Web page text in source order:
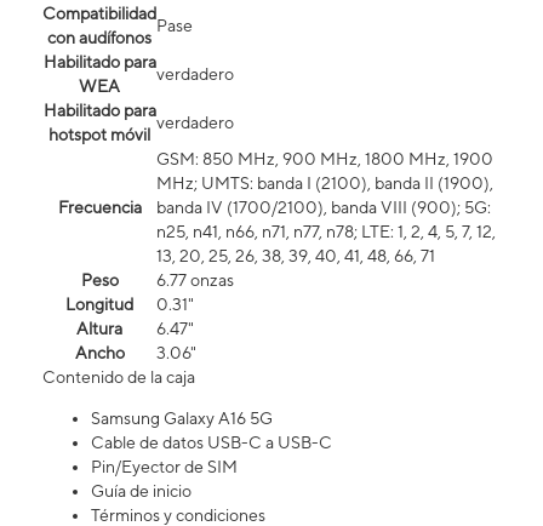
Compatibilidad
con audífonos
Pase
Habilitado para
WEA
verdadero
Habilitado para
hotspot móvil
verdadero
Frecuencia
GSM: 850 MHz, 900 MHz, 1800 MHz, 1900
MHz; UMTS: banda I (2100), banda II (1900),
banda IV (1700/2100), banda VIII (900); 5G:
n25, n41, n66, n71, n77, n78; LTE: 1, 2, 4, 5, 7, 12,
13, 20, 25, 26, 38, 39, 40, 41, 48, 66, 71
Peso
6.77 onzas
Longitud
0.31"
Altura
6.47"
Ancho
3.06"
Contenido de la caja
Samsung Galaxy A16 5G
Cable de datos USB-C a USB-C
Pin/Eyector de SIM
Guía de inicio
Términos y condiciones